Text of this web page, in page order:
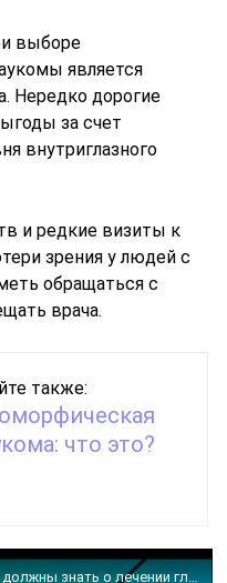
выборе
является
Нередко дорогие
за счет
внутриглазного
и редкие визиты к
зрения у людей с
обращаться с
врача.
также:
что это?